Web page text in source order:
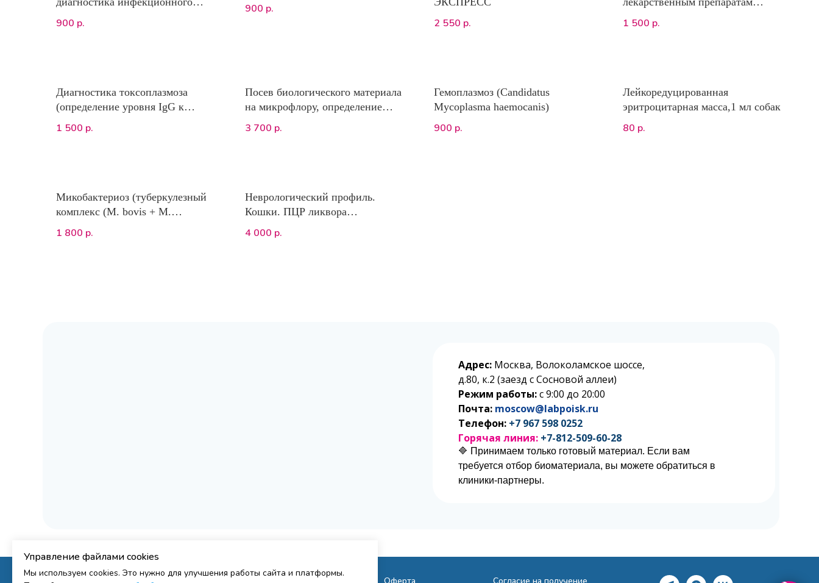
перитонита (наличие
коронавируса) (Feline
900 р.
900 р.
2 550 р.
(MDR). ПЦР (ABCB1 вариант)
1 500 р.
Диагностика токсоплазмоза
(определение уровня IgG к
Toxoplasma gondii) ИФА
1 500 р.
Посев биологического материала
на микрофлору, определение
чувствительности к
антимикробным препаратам ОТ
3 700 р.
Гемоплазмоз (Candidatus
Mycoplasma haemocanis)
900 р.
Лейкоредуцированная
эритроцитарная масса,1 мл собак
80 р.
Микобактериоз (туберкулезный
комплекс (M. bovis + M.
tuberculosis) и нетуберкулезный
комплекс MAC (M. avium, M.
1 800 р.
Неврологический профиль.
Кошки. ПЦР ликвора
(коронавирус, токсоплазмоз,
бартонеллез (B. hensalae),
4 000 р.
🔷 Принимаем только готовый материал. Если вам
требуется отбор биоматериала, вы можете обратиться в
клиники-партнеры.
Адрес: Москва, Волоколамское шоссе,
д.80, к.2 (заезд с Сосновой аллеи)
Режим работы:с 9:00 до 20:00
Почта: moscow@labpoisk.ru
Телефон: +7 967 598 0252
Горячая линия: +7-812-509-60-28
Управление файлами cookies
Мы используем cookies. Это нужно для улучшения работы сайта и платформы.